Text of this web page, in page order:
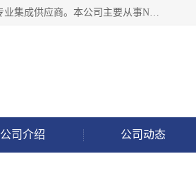
湖州恩斯凯工业技术有限公司位于湖州长兴，公司作为机械零部件以及多个品牌工业零配件专业集成供应商。本公司主要从事NSK进口轴承、SKF进口轴承、FAG进口轴承、NTN进口轴承、国产轴承：ZWZ、HRB、C&U轴承外球面轴承、导轨、丝杠、滑块、 润滑油、工业皮带及其他工业零部件的销售.
公司介绍 公司动态